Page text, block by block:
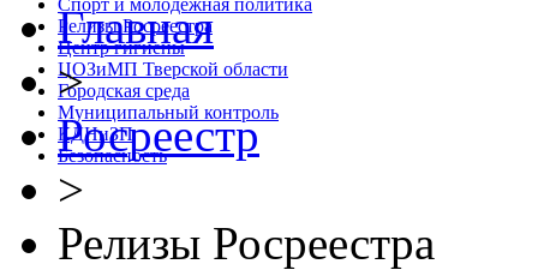
Релизы Росреестра
Центр гигиены
ЦОЗиМП Тверской области
Городская среда
Муниципальный контроль
КДНиЗП
Безопасность
Главная
>
Росреестр
>
Релизы Росреестра